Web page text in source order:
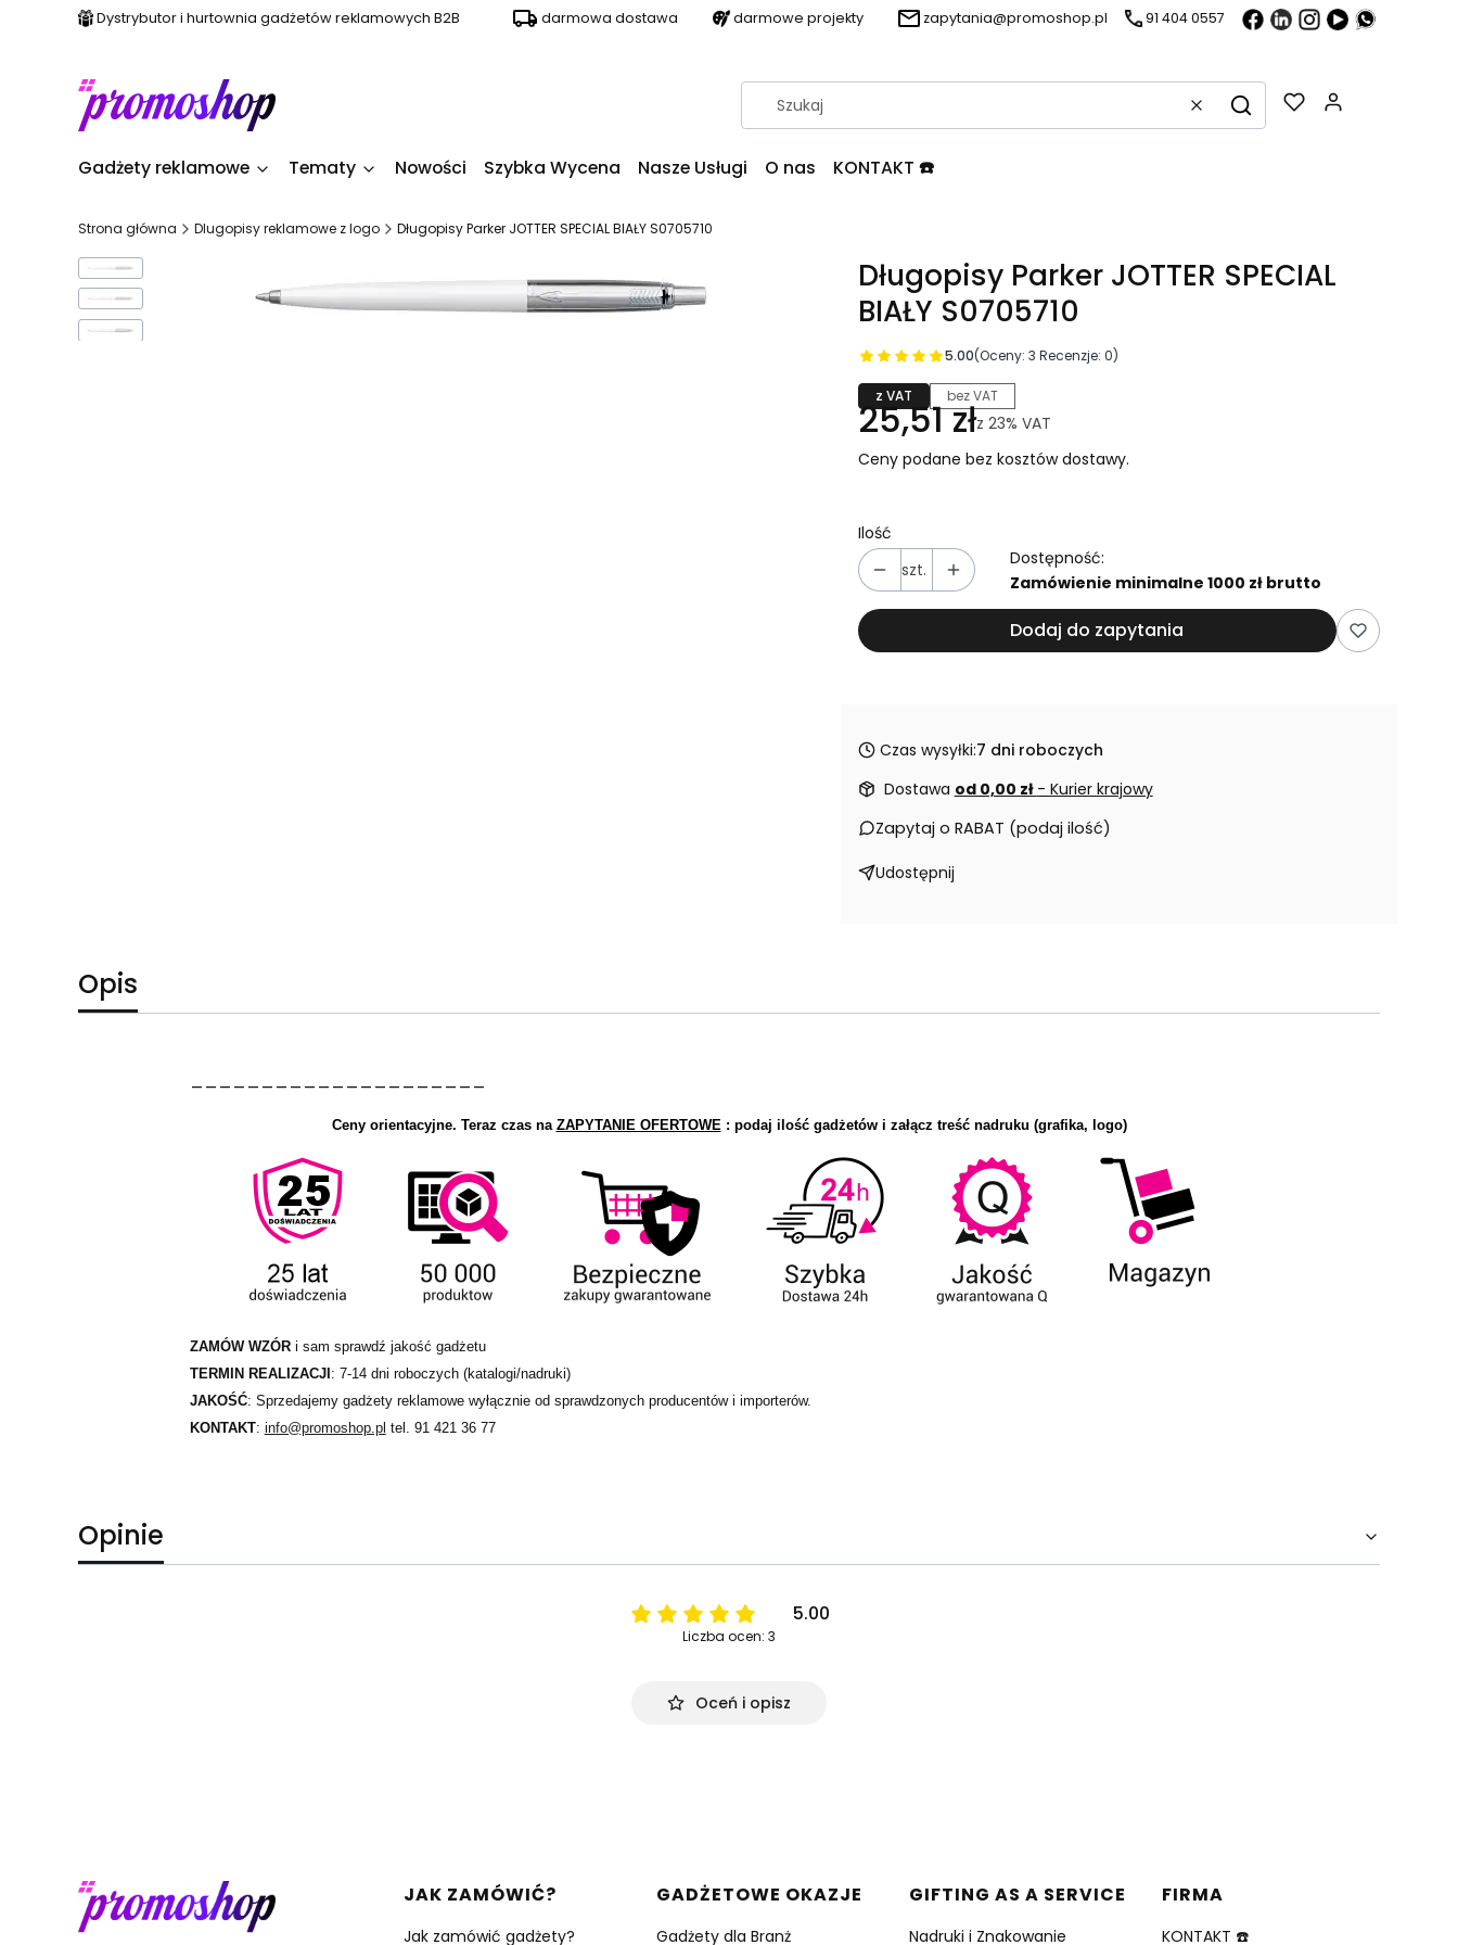
Dystrybutor i hurtownia gadżetów reklamowych B2B darmowa dostawa darmowe projekty zapytania@promoshop.pl 91 404 0557
WyczyśćSzukaj
Gadżety reklamowe Tematy Nowości Szybka Wycena Nasze Usługi O nas KONTAKT ☎️
Strona główna Dlugopisy reklamowe z logo Długopisy Parker JOTTER SPECIAL BIAŁY S0705710
Długopisy Parker JOTTER SPECIAL
BIAŁY S0705710
5.00(Oceny: 3 Recenzje: 0)
z VAT bez VAT
25,51 złz 23% VAT
Ceny podane bez kosztów dostawy.
Ilość
szt.
Dostępność:
Zamówienie minimalne 1000 zł brutto
Dodaj do zapytania
Czas wysyłki:7 dni roboczych
Dostawa od 0,00 zł - Kurier krajowy
Zapytaj o RABAT (podaj ilość)
Udostępnij
Opis
Ceny orientacyjne. Teraz czas na ZAPYTANIE OFERTOWE: podaj ilość gadżetów i załącz treść nadruku (grafika, logo)
ZAMÓW WZÓRi sam sprawdź jakość gadżetu
TERMIN REALIZACJI : 7-14 dni roboczych (katalogi/nadruki)
JAKOŚĆ: Sprzedajemy gadżety reklamowe wyłącznie od sprawdzonych producentów i importerów.
KONTAKT: info@promoshop.pl tel. 91 421 36 77
Opinie
5.00
Liczba ocen: 3
Oceń i opisz
Linki w stopce
JAK ZAMÓWIĆ?
Jak zamówić gadżety?
GADŻETOWE OKAZJE
Gadżety dla Branż
GIFTING AS A SERVICE
Nadruki i Znakowanie
FIRMA
KONTAKT ☎️